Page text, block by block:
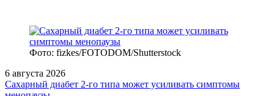
Фото: fizkes/FOTODOM/Shutterstock
6 августа 2026
Сахарный диабет 2‑го типа может усиливать симптомы